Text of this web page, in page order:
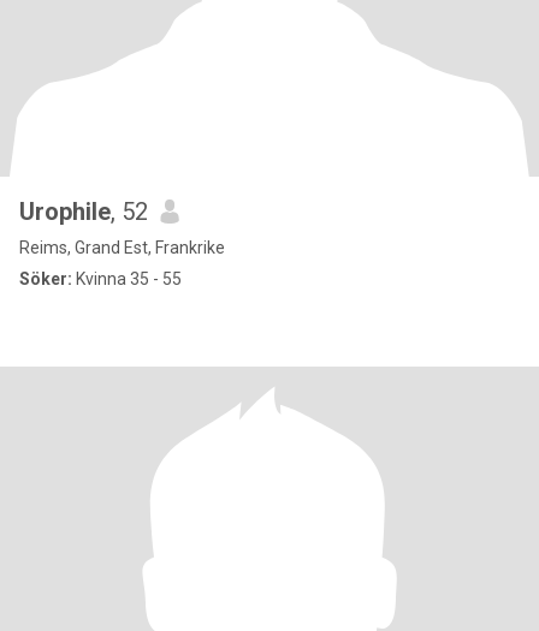
Urophile, 52
Reims, Grand Est, Frankrike
Söker: Kvinna 35 - 55